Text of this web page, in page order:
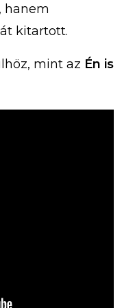
hanem
kitartott.
mint az Én is